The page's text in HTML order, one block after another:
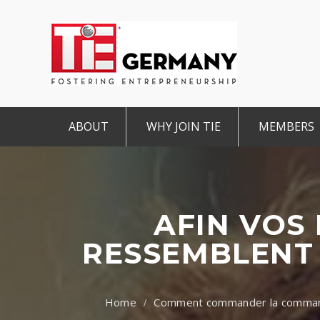
ABOUT
TiE Regions & Chapters
IMPRINT
WHY JOIN TIE
Member
Student Member
MEMBERS
TiE
AFIN VOS
Comment commander la